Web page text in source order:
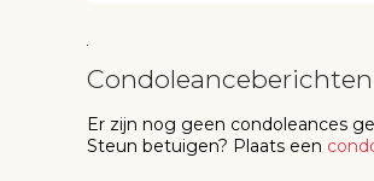
Condoleanceberichten
Er zijn nog geen condoleances
Steun betuigen? Plaats een